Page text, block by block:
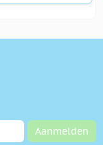
Aanmelden